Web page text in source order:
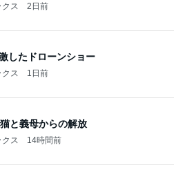
ス 1日前
と義母からの解放
ス 14時間前
う企業のみ買う決意
ス 21時間前